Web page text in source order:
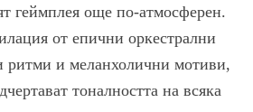
геймплея още по-атмосферен.
от епични оркестрални
ритми и меланхолични мотиви,
тоналността на всяка